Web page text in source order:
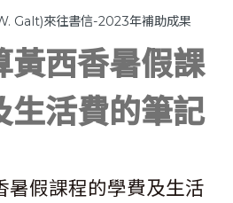
Galt)來往書信-2023年補助成果
黃西香暑假課
生活費的筆記
暑假課程的學費及生活